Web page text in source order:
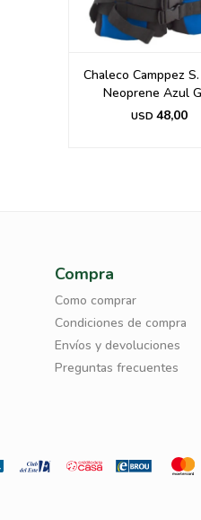
Chaleco Camppez
Neoprene Azul
USD 48,00
Compra
Como comprar
Condiciones de compra
Envíos y devoluciones
Preguntas frecuentes